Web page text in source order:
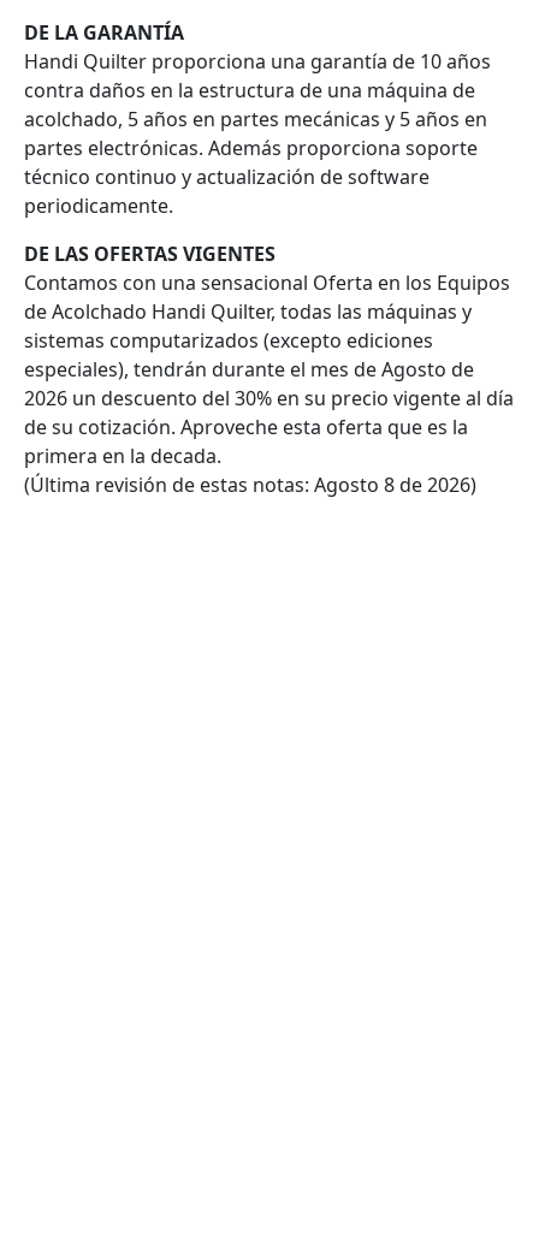
DE LA GARANTÍA
Handi Quilter proporciona una garantía de 10 años
contra daños en la estructura de una máquina de
acolchado, 5 años en partes mecánicas y 5 años en
partes electrónicas. Además proporciona soporte
técnico continuo y actualización de software
periodicamente.
DE LAS OFERTAS VIGENTES
Contamos con una sensacional Oferta en los Equipos
de Acolchado Handi Quilter, todas las máquinas y
sistemas computarizados (excepto ediciones
especiales), tendrán durante el mes de Agosto de
2026 un descuento del 30% en su precio vigente al día
de su cotización. Aproveche esta oferta que es la
primera en la decada.
(Última revisión de estas notas: Agosto 8 de 2026)